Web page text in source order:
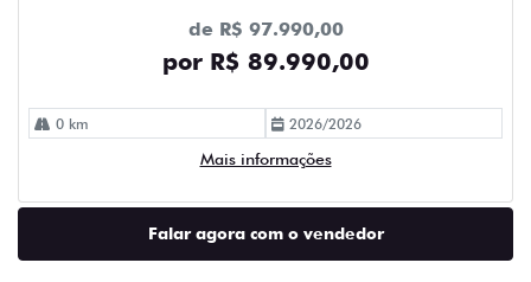
de R$ 97.990,00
por R$ 89.990,00
0 km 2026/2026
Mais informações
Falar agora com o vendedor